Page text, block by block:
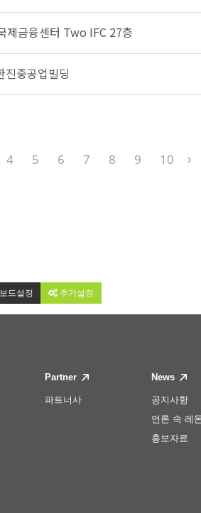
제금융센터 Two IFC 27층
중공업빌딩
4 5 6 7 8 9 10
드설정 추가설정
Partner
파트너사
News
공지사항
언론 속 레
홍보자료